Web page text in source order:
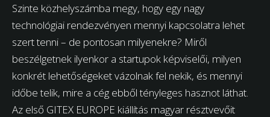
Szinte közhelyszámba megy, hogy egy nagy
technológiai rendezvényen mennyi kapcsolatra lehet
szert tenni – de pontosan milyenekre? Miről
beszélgetnek ilyenkor a startupok képviselői, milyen
konkrét lehetőségeket vázolnak fel nekik, és mennyi
időbe telik, mire a cég ebből tényleges hasznot láthat.
Az első GITEX EUROPE kiállítás magyar résztvevőit